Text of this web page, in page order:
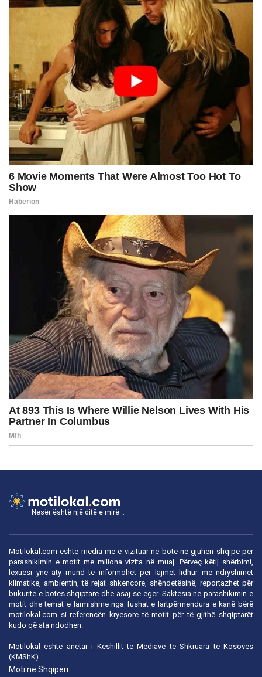
Nesër është një ditë e mirë...
Motilokal.com është media më e vizituar në botë në gjuhën shqipe për
parashikimin e motit me miliona vizita në muaj. Përveç këtij shërbimi,
lexuesi ynë aty mund të informohet për lajmet lidhur me ndryshimet
klimatike, ambientin, të rejat shkencore, shëndetësinë, reportazhet për
bukuritë e botës shqiptare dhe asaj së egër. Saktësia në parashikimin e
motit dhe temat e larmishme nga fushat e lartpërmendura e kanë bërë
motilokal.com si referencën kryesore të motit për të gjithë shqiptarët
kudo që ata ndodhen.
Motilokal është anëtar i Këshillit të Mediave të Shkruara të Kosovës
(KMShK).
Moti në Shqipëri